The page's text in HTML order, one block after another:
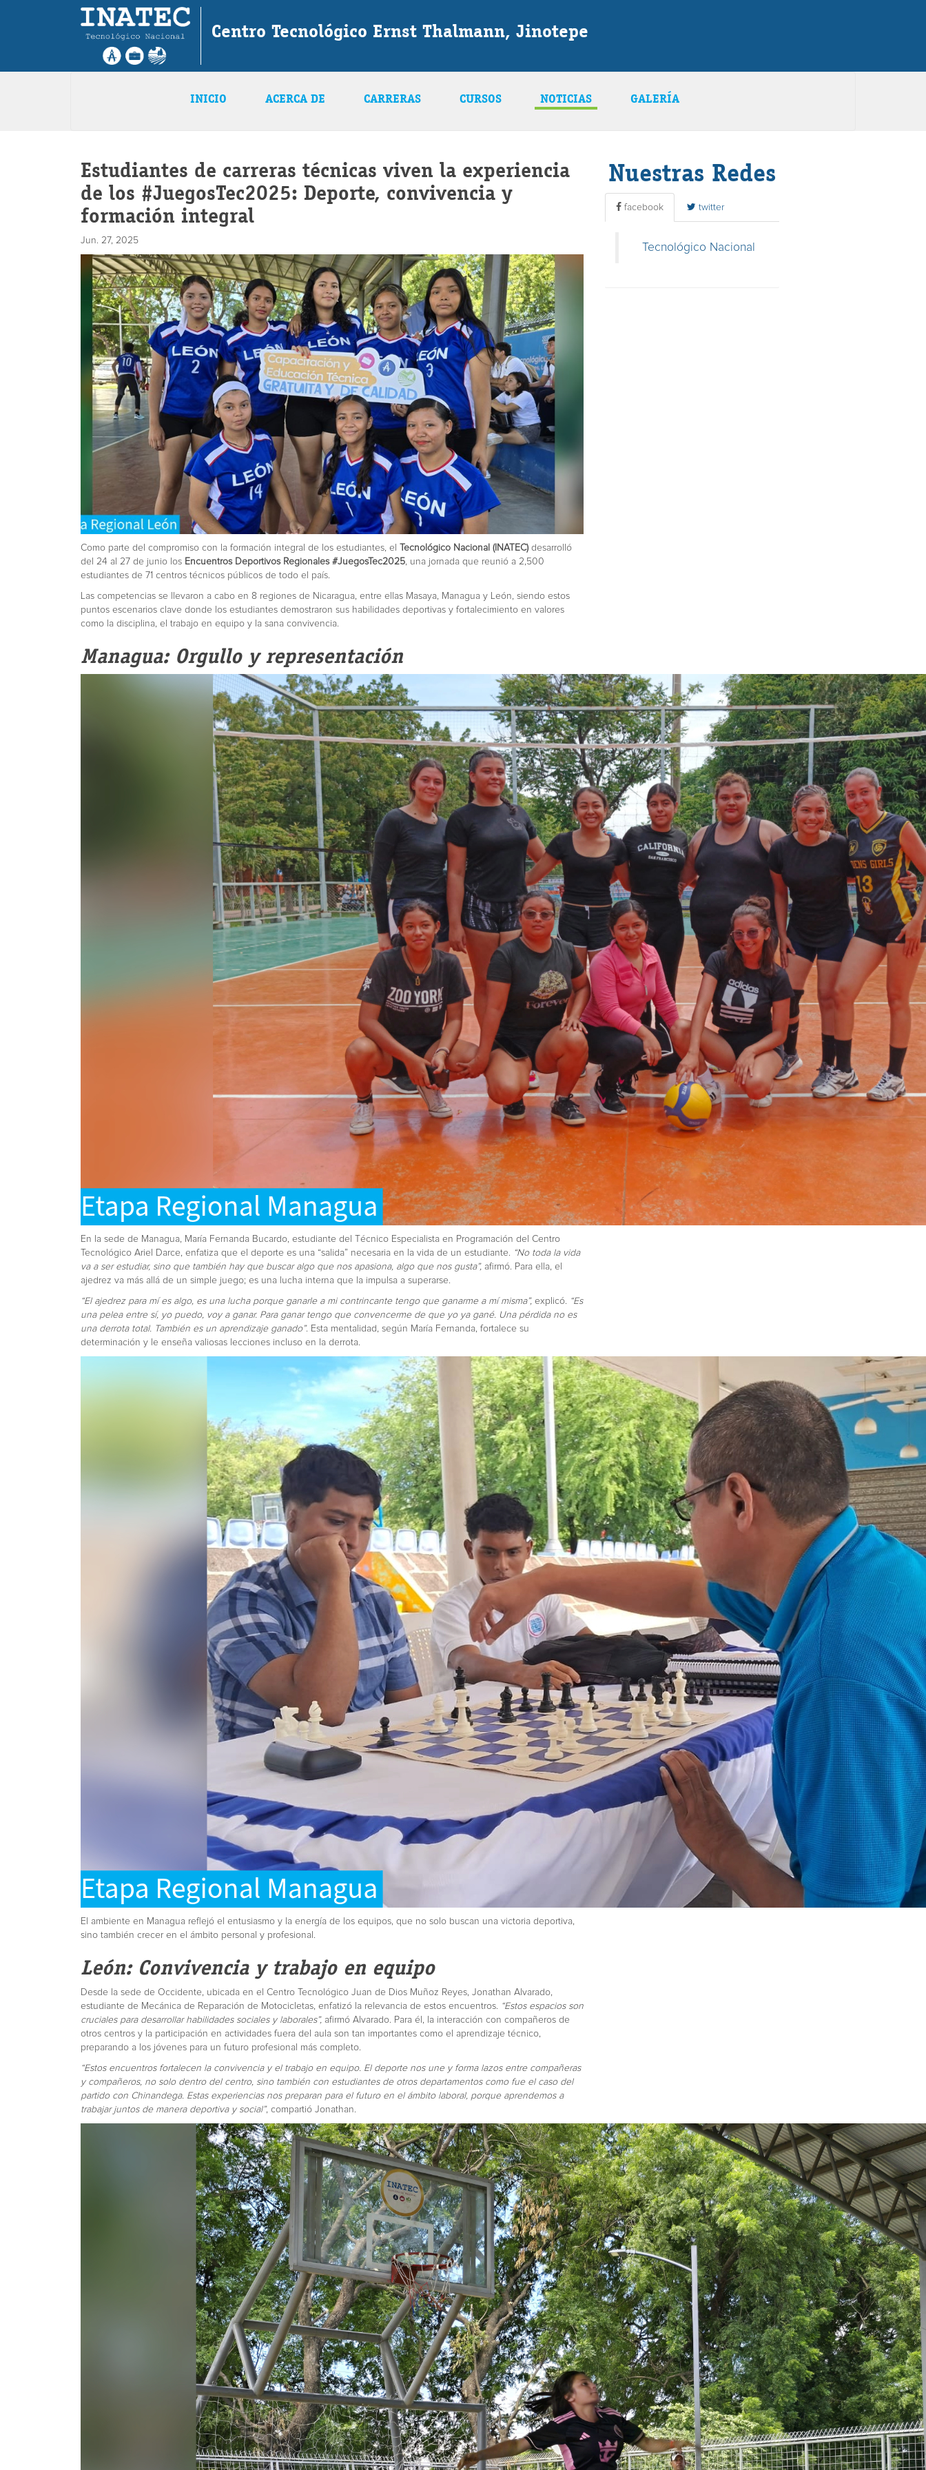
Centro Tecnológico Ernst Thalmann, Jinotepe
INICIO ACERCA DE CARRERAS CURSOS NOTICIAS GALERÍA
Estudiantes de carreras técnicas viven la experiencia
de los #JuegosTec2025: Deporte, convivencia y
formación integral
Jun. 27, 2025
Como parte del compromiso con la formación integral de los estudiantes, el Tecnológico Nacional (INATEC) desarrolló
del 24 al 27 de junio los Encuentros Deportivos Regionales #JuegosTec2025, una jornada que reunió a 2,500
estudiantes de 71 centros técnicos públicos de todo el país.
Las competencias se llevaron a cabo en 8 regiones de Nicaragua, entre ellas Masaya, Managua y León, siendo estos
puntos escenarios clave donde los estudiantes demostraron sus habilidades deportivas y fortalecimiento en valores
como la disciplina, el trabajo en equipo y la sana convivencia.
Managua: Orgullo y representación
En la sede de Managua, María Fernanda Bucardo, estudiante del Técnico Especialista en Programación del Centro
Tecnológico Ariel Darce, enfatiza que el deporte es una “salida” necesaria en la vida de un estudiante. “No toda la vida
va a ser estudiar, sino que también hay que buscar algo que nos apasiona, algo que nos gusta”, afirmó. Para ella, el
ajedrez va más allá de un simple juego; es una lucha interna que la impulsa a superarse.
“El ajedrez para mí es algo, es una lucha porque ganarle a mi contrincante tengo que ganarme a mí misma”, explicó. “Es
una pelea entre sí, yo puedo, voy a ganar. Para ganar tengo que convencerme de que yo ya gané. Una pérdida no es
una derrota total. También es un aprendizaje ganado”. Esta mentalidad, según María Fernanda, fortalece su
determinación y le enseña valiosas lecciones incluso en la derrota.
El ambiente en Managua reflejó el entusiasmo y la energía de los equipos, que no solo buscan una victoria deportiva,
sino también crecer en el ámbito personal y profesional.
León: Convivencia y trabajo en equipo
Desde la sede de Occidente, ubicada en el Centro Tecnológico Juan de Dios Muñoz Reyes, Jonathan Alvarado,
estudiante de Mecánica de Reparación de Motocicletas, enfatizó la relevancia de estos encuentros. “Estos espacios son
cruciales para desarrollar habilidades sociales y laborales”, afirmó Alvarado. Para él, la interacción con compañeros de
otros centros y la participación en actividades fuera del aula son tan importantes como el aprendizaje técnico,
preparando a los jóvenes para un futuro profesional más completo.
“Estos encuentros fortalecen la convivencia y el trabajo en equipo. El deporte nos une y forma lazos entre compañeras
y compañeros, no solo dentro del centro, sino también con estudiantes de otros departamentos como fue el caso del
partido con Chinandega. Estas experiencias nos preparan para el futuro en el ámbito laboral, porque aprendemos a
trabajar juntos de manera deportiva y social”, compartió Jonathan.
Nuestras Redes
facebook twitter
Tecnológico Nacional